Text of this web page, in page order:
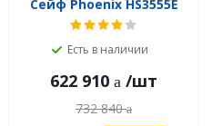
Сейф Phoenix HS3555E
Есть в наличии
622 910 /шт
732 840